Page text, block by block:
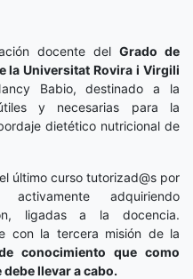
docente delGrado de
la Universitat Rovira i Virgili
Babio, destinado a la
y necesarias para la
dietético nutricional de
último curso tutorizad@s por
adquiriendo
ligadas a la docencia.
con la tercera misión de la
conocimiento que como
llevar a cabo.